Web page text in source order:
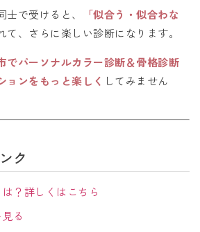
で受けると、
「似合う・似合わな
て、さらに楽しい診断になります。
でパーソナルカラー診断＆骨格診断
ョンをもっと楽しく してみません
ク
？詳しくはこちら
る